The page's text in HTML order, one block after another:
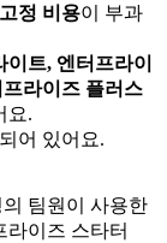
정 비용이 부과
트, 엔터프라이
라이즈 플러스
요.
되어 있어요.
팀원이 사용한
라이즈 스타터